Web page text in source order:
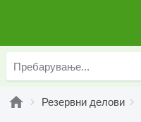
Резервни делови